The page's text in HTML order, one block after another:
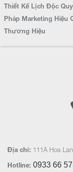
Thiết Kế Lịch Độc
Pháp Marketing Hiệu
Thương Hiệu
Địa chỉ: 111A Hoa
Hotline: 0933 66